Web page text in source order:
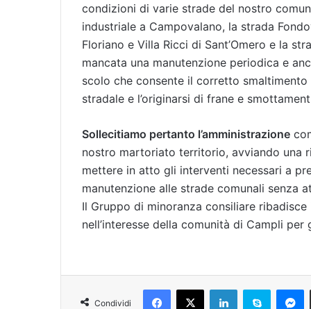
condizioni di varie strade del nostro
industriale a Campovalano, la strada
Floriano e Villa Ricci di Sant’Omero e la
mancata una manutenzione periodica e
scolo che consente il corretto
stradale e l’originarsi di frane e
Sollecitiamo pertanto l’amministrazione
nostro martoriato territorio, avviando una
mettere in atto gli interventi necessari a
manutenzione alle strade comunali senza
Il Gruppo di minoranza consiliare
nell’interesse della comunità di Campli
Condividi